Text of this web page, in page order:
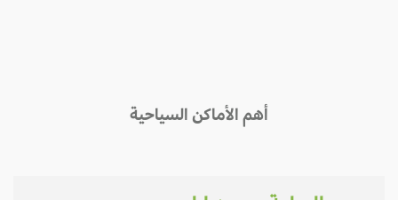
أهم الأماكن السياحية